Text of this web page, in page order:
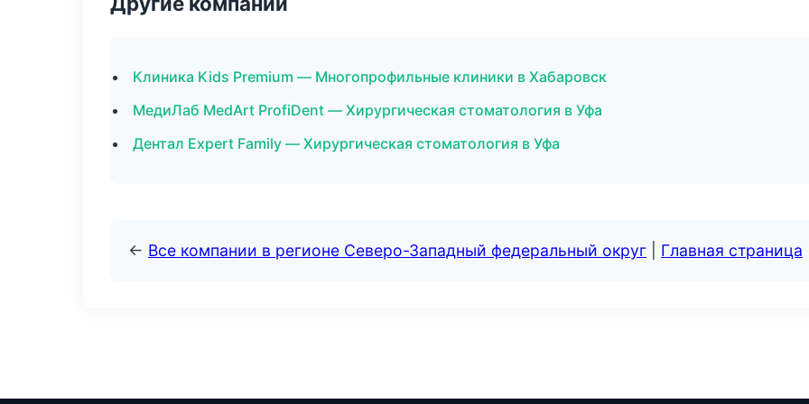
Клиника Kids Premium — Многопрофильные клиники в Хабаровск
МедиЛаб MedArt ProfiDent — Хирургическая стоматология в Уфа
Дентал Expert Family — Хирургическая стоматология в Уфа
← Все компании в регионе Северо-Западный федеральный округ Главная страница